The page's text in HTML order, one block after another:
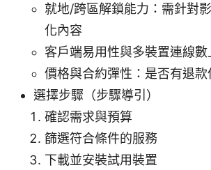
就地/跨區解鎖能力：需針對
化內容
客戶端易用性與多裝置連線數
價格與合約彈性：是否有退
選擇步驟（步驟導引）
確認需求與預算
篩選符合條件的服務
下載並安裝試用裝置